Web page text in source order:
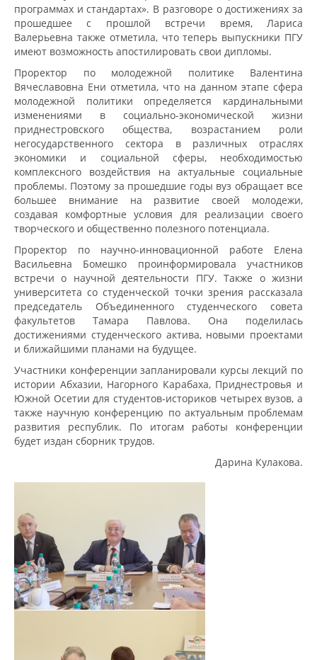
программах и стандартах». В разговоре о достижениях за
прошедшее с прошлой встречи время, Лариса
Валерьевна также отметила, что теперь выпускники ПГУ
имеют возможность апостилировать свои дипломы.
Проректор по молодежной политике Валентина
Вячеславовна Ени отметила, что на данном этапе сфера
молодежной политики определяется кардинальными
изменениями в социально-экономической жизни
приднестровского общества, возрастанием роли
негосударственного сектора в различных отраслях
экономики и социальной сферы, необходимостью
комплексного воздействия на актуальные социальные
проблемы. Поэтому за прошедшие годы вуз обращает все
большее внимание на развитие своей молодежи,
создавая комфортные условия для реализации своего
творческого и общественно полезного потенциала.
Проректор по научно-инновационной работе Елена
Васильевна Бомешко проинформировала участников
встречи о научной деятельности ПГУ. Также о жизни
университета со студенческой точки зрения рассказала
председатель Объединенного студенческого совета
факультетов Тамара Павлова. Она поделилась
достижениями студенческого актива, новыми проектами
и ближайшими планами на будущее.
Участники конференции запланировали курсы лекций по
истории Абхазии, Нагорного Карабаха, Приднестровья и
Южной Осетии для студентов-историков четырех вузов, а
также научную конференцию по актуальным проблемам
развития республик. По итогам работы конференции
будет издан сборник трудов.
Дарина Кулакова.